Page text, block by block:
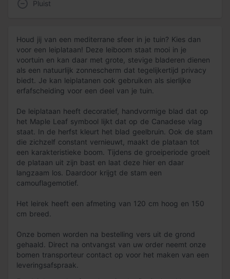
Pluist
Houd jij van een mediterrane sfeer in je tuin? Kies dan
voor een leiplataan! Deze leiboom staat mooi in je
voortuin en kan daar met grote, stevige bladeren dienen
als een natuurlijk zonnescherm dat tegelijkertijd privacy
biedt. Je kan leiplatanen ook gebruiken als sierlijke
erfafscheiding voor een deel van je tuin.
De leiplataan heeft decoratief, handvormige blad dat op
het Maple Leaf symbool lijkt dat op de Canadese vlag
staat. In de herfst kleurt het blad geelbruin. Ook de stam
die zichzelf constant vernieuwt, maakt de plataan tot
een karakteristieke boom. Tijdens de groeiperiode groeit
de plataan uit zijn bast en laat deze hier en daar
langzaam los. Daardoor krijgt de stam een
camouflagemotief.
Het leirek heeft een afmeting van 120 cm hoog en 150
cm breed.
Onze bomen worden na bestelling vers uit de grond
gehaald. Direct na ontvangst van uw order neemt onze
bomen transporteur contact op voor het maken van een
leveringsafspraak.